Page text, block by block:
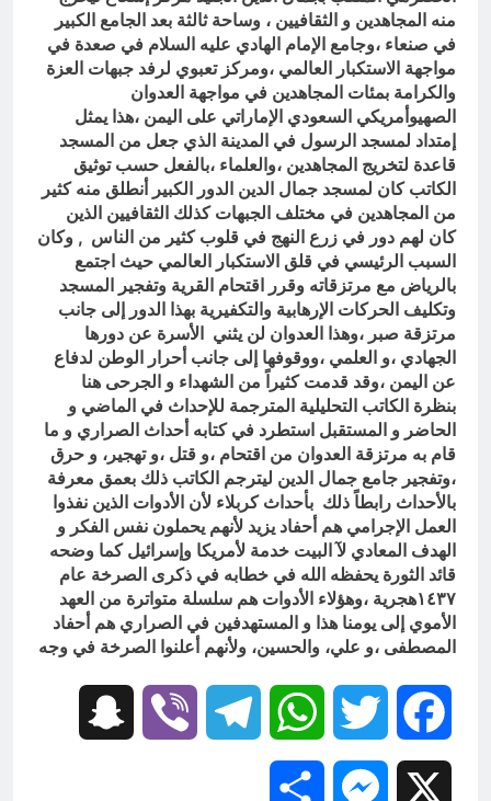
منه المجاهدين و الثقافيين ، وساحة ثالثة بعد الجامع الكبير
في صنعاء ،وجامع الإمام الهادي عليه السلام في صعدة في
مواجهة الاستكبار العالمي ،ومركز تعبوي لرفد جبهات العزة
والكرامة بمئات المجاهدين في مواجهة العدوان
الصهيوأمريكي السعودي الإماراتي على اليمن ،هذا يمثل
إمتداد لمسجد الرسول في المدينة الذي جعل من المسجد
قاعدة لتخريج المجاهدين ،والعلماء ،بالفعل حسب توثيق
الكاتب كان لمسجد جمال الدين الدور الكبير أنطلق منه كثير
من المجاهدين في مختلف الجبهات كذلك الثقافيين الذين
كان لهم دور في زرع النهج في قلوب كثير من الناس , وكان
السبب الرئيسي في قلق الاستكبار العالمي حيث اجتمع
بالرياض مع مرتزقاته وقرر اقتحام القرية وتفجير المسجد
وتكليف الحركات الإرهابية والتكفيرية بهذا الدور إلى جانب
مرتزقة صبر ،وهذا العدوان لن يثني الأسرة عن دورها
الجهادي ،و العلمي ،ووقوفها إلى جانب أحرار الوطن لدفاع
عن اليمن ،وقد قدمت كثيراً من الشهداء و الجرحى هنا
بنظرة الكاتب التحليلية المترجمة للإحداث في الماضي و
الحاضر و المستقبل استطرد في كتابه أحداث الصراري و ما
قام به مرتزقة العدوان من اقتحام ،و قتل ،و تهجير، و حرق
،وتفجير جامع جمال الدين ليترجم الكاتب ذلك بعمق معرفة
بالأحداث رابطاً ذلك بأحداث كربلاء لأن الأدوات الذين نفذوا
العمل الإجرامي هم أحفاد يزيد لأنهم يحملون نفس الفكر و
الهدف المعادي لآ البيت خدمة لأمريكا وإسرائيل كما وضحه
قائد الثورة يحفظه الله في خطابه في ذكرى الصرخة عام
١٤٣٧هجرية ،وهؤلاء الأدوات هم سلسلة متواترة من العهد
الأموي إلى يومنا هذا و المستهدفين في الصراري هم أحفاد
المصطفى ،و علي، والحسين، ولأنهم أعلنوا الصرخة في وجه
Facebook
Twitter
WhatsApp
Telegram
Viber
Messenger